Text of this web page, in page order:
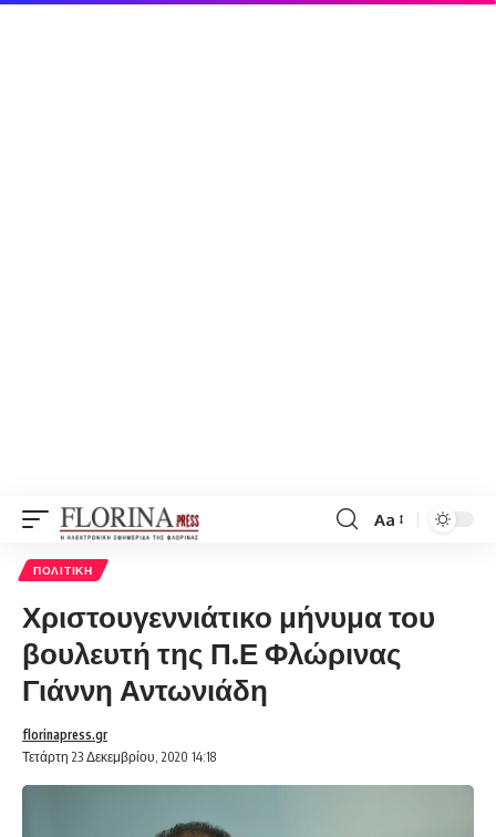
Font
Aa
ΠΟΛΙΤΙΚΉ
Χριστουγεννιάτικο μήνυμα του
βουλευτή της Π.Ε Φλώρινας
Γιάννη Αντωνιάδη
Τετάρτη 23 Δεκεμβρίου, 2020 14:18
florinapress.gr